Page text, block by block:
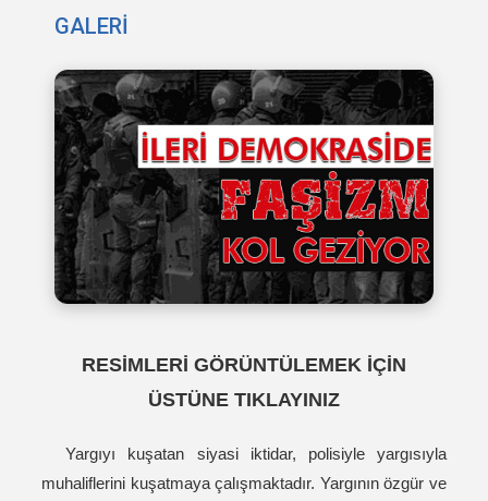
GALERİ
RESİMLERİ GÖRÜNTÜLEMEK İÇİN
ÜSTÜNE TIKLAYINIZ
Yargıyı kuşatan siyasi iktidar, polisiyle yargısıyla
muhaliflerini kuşatmaya çalışmaktadır. Yargının özgür ve